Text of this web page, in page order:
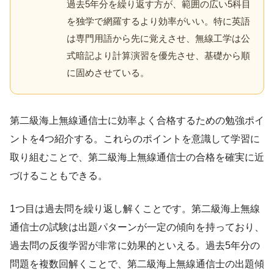
過去5年分を繰り返す方が、範囲の広い5科目
を独学で網羅するより効率がいい。特に英語
は専門用語から先に覚えさせ、無線工学は公
式暗記より計算演習を優先させ、基礎から順
に固めさせている。
第二級海上無線通信士に効率よく合格するための勉強ポイ
ントを4つ紹介する。これらのポイントを意識して学習に
取り組むことで、第二級海上無線通信士の合格を確実に近
づけることもできる。
1つ目は過去問を繰り返し解くことです。第二級海上無線
通信士の試験は出題パターンが一定の傾向を持っており、
過去問の反復学習が非常に効果的といえる。過去5年分の
問題を複数回解くことで、第二級海上無線通信士の出題傾